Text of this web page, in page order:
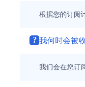
根据您的订阅
? 我何时会被
我们会在您订